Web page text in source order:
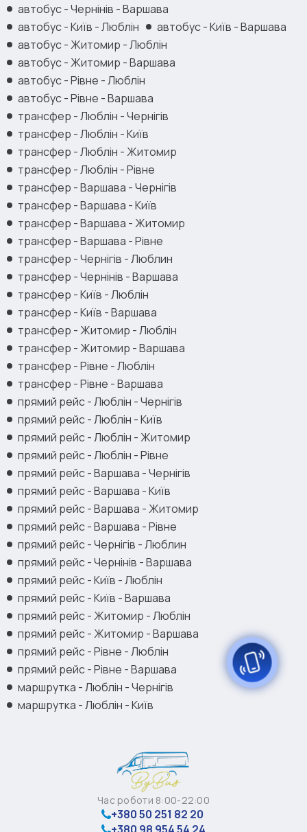
автобус - Чернінів - Варшава
автобус - Київ - Люблін
автобус - Київ - Варшава
автобус - Житомир - Люблін
автобус - Житомир - Варшава
автобус - Рівне - Люблін
автобус - Рівне - Варшава
трансфер - Люблін - Чернігів
трансфер - Люблін - Київ
трансфер - Люблін - Житомир
трансфер - Люблін - Рівне
трансфер - Варшава - Чернігів
трансфер - Варшава - Київ
трансфер - Варшава - Житомир
трансфер - Варшава - Рівне
трансфер - Чернігів - Люблин
трансфер - Чернінів - Варшава
трансфер - Київ - Люблін
трансфер - Київ - Варшава
трансфер - Житомир - Люблін
трансфер - Житомир - Варшава
трансфер - Рівне - Люблін
трансфер - Рівне - Варшава
прямий рейс - Люблін - Чернігів
прямий рейс - Люблін - Київ
прямий рейс - Люблін - Житомир
прямий рейс - Люблін - Рівне
прямий рейс - Варшава - Чернігів
прямий рейс - Варшава - Київ
прямий рейс - Варшава - Житомир
прямий рейс - Варшава - Рівне
прямий рейс - Чернігів - Люблин
прямий рейс - Чернінів - Варшава
прямий рейс - Київ - Люблін
прямий рейс - Київ - Варшава
прямий рейс - Житомир - Люблін
прямий рейс - Житомир - Варшава
прямий рейс - Рівне - Люблін
прямий рейс - Рівне - Варшава
маршрутка - Люблін - Чернігів
маршрутка - Люблін - Київ
Час роботи 8:00-22:00
+380 50 251 82 20